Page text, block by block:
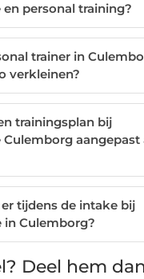
personal training?
trainer in
verkleinen?
trainingsplan bij
aangepast
tijdens de intake bij
in Culemborg?
Deel hem